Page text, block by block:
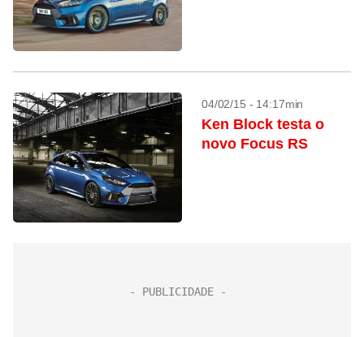
04/02/15 - 14:17min
Ken Block testa o
novo Focus RS